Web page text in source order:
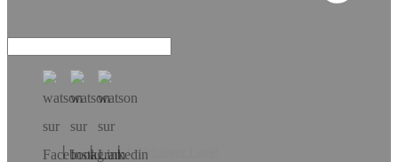
Téléchargez l’app!